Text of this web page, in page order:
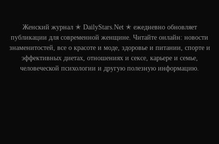
Женский журнал ✭ DailyStars.Net ✭ ежедневно обновляет
публикации для современной женщине. Читайте онлайн: новости
знаменитостей, все о красоте и моде, здоровье и питании, спорте и
эффективных диетах, отношениях и сексе, карьере и семье,
человеческой психологии и другую полезную информацию.